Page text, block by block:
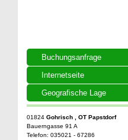
Buchungsanfrage
Internetseite
Geografische Lage
01824 Gohrisch , OT Papstdorf
Bauerngasse 91 A
Telefon: 035021 - 67286